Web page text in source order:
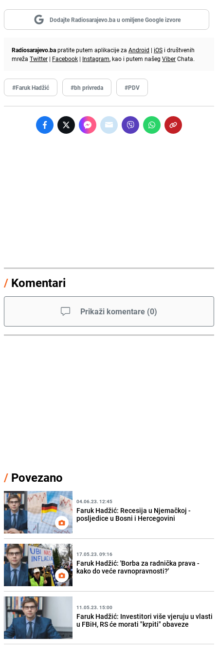
Dodajte Radiosarajevo.ba u omiljene Google izvore
Radiosarajevo.bapratite putem aplikacije za Android | iOS i društvenih
mreža Twitter | Facebook | Instagram, kao i putem našeg ViberChata.
#Faruk Hadžić #bh privreda #PDV
/ Komentari
Prikaži komentare (0)
/ Povezano
04.06.23. 12:45
Faruk Hadžić: Recesija u Njemačkoj -
posljedice u Bosni i Hercegovini
17.05.23. 09:16
Faruk Hadžić: 'Borba za radnička prava -
kako do veće ravnopravnosti?'
11.05.23. 15:00
Faruk Hadžić: Investitori više vjeruju u vlasti
u FBiH, RS će morati "krpiti" obaveze